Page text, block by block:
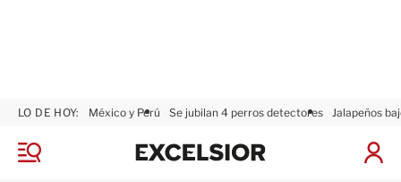
M
LO DE HOY: México y Perú Se jubilan 4 perros detectores Jalapeños
I
x